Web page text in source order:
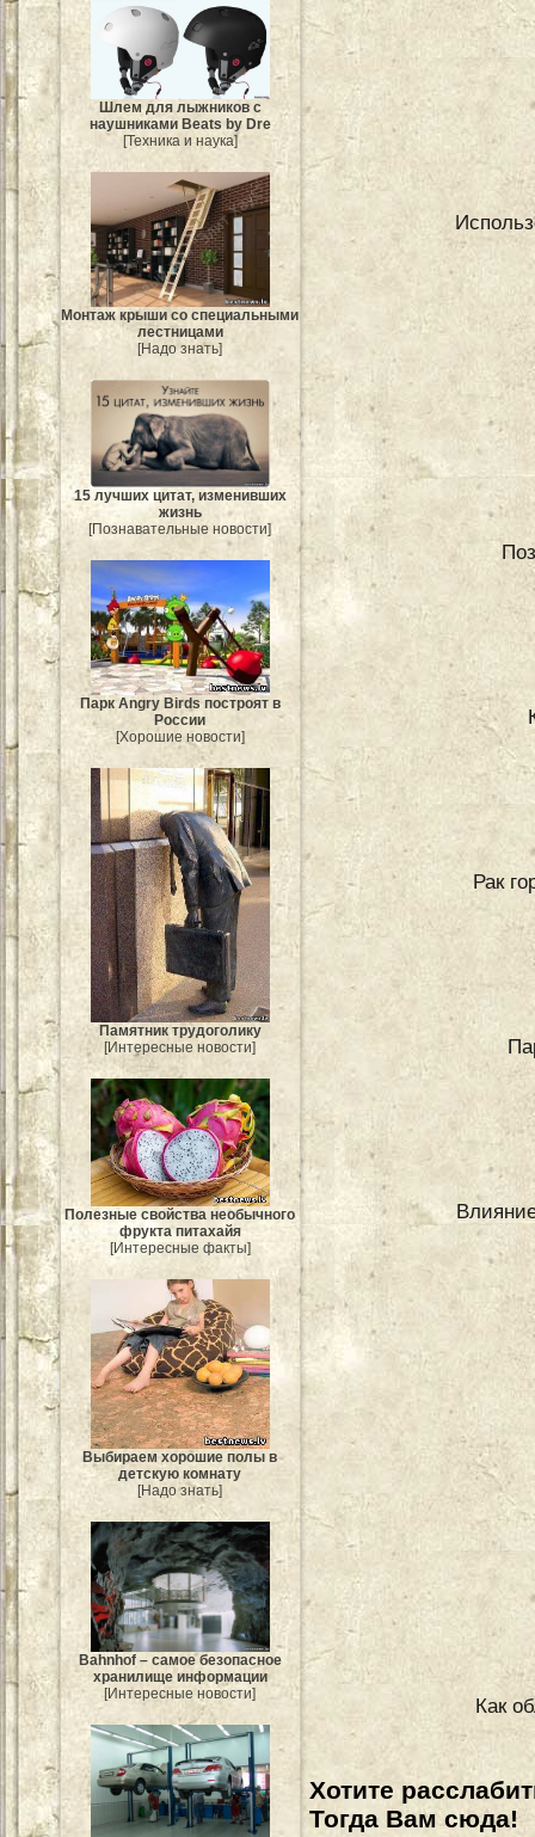
Шлем для лыжников с
наушниками Beats by Dre
[Техника и наука]
Монтаж крыши со специальными
лестницами
[Надо знать]
15 лучших цитат, изменивших
жизнь
[Познавательные новости]
Парк Angry Birds построят в
России
[Хорошие новости]
Памятник трудоголику
[Интересные новости]
Полезные свойства необычного
фрукта питахайя
[Интересные факты]
Выбираем хорошие полы в
детскую комнату
[Надо знать]
Bahnhof – самое безопасное
хранилище информации
[Интересные новости]
Рак
Как
Хотите
Тогда Вам сюда!